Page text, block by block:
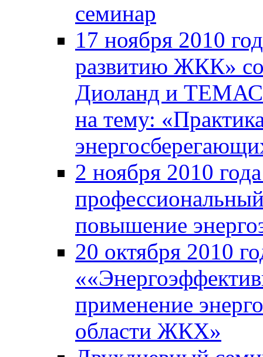
семинар
17 ноября 2010
развитию ЖКК»
Диоланд и ТЕМАС
на тему:
2 ноября 2010
повышение
20 октября 2010
применение
области ЖКХ»